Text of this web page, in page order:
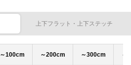
上下フラット・上下ステッチ
～100cm ～200cm ～300cm ～